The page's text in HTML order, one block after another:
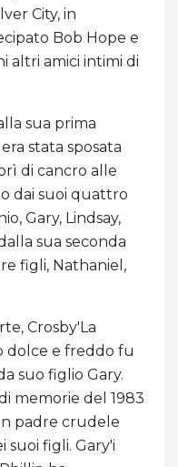
City, in
Bob Hope e
altri amici intimi di
sua prima
stata sposata
di cancro alle
dai suoi quattro
Gary, Lindsay,
sua seconda
figli, Nathaniel,
Crosby'La
dolce e freddo fu
suo figlio Gary.
memorie del 1983
padre crudele
suoi figli. Gary'i